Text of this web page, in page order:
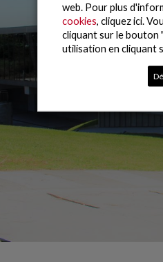
web. Pour plus
cookies, cliquez ici.
cliquant sur le bouton
utilisation en cliquant